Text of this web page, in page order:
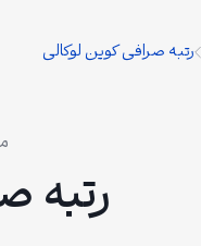
رتبه صرافی کوین لوکالی
رتبه